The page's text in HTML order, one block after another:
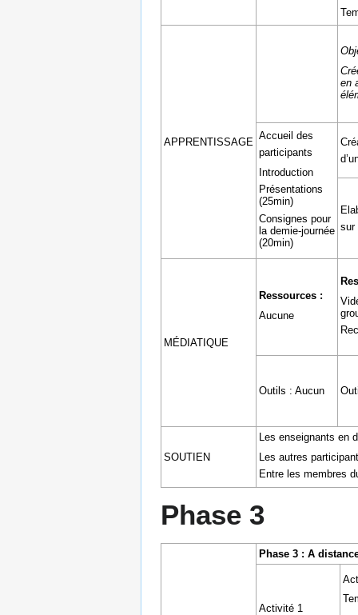
APPRENTISSAGE
en
Accueil des
participants
Introduction
Présentations
(25min)
Consignes pour
la demie-journée
(20min)
sur
MÉDIATIQUE
Ressources :
Aucune
Outils : Aucun
SOUTIEN
Les enseignants en
Les autres
Entre les membres
Phase 3
Phase 3 : A
Activité 1